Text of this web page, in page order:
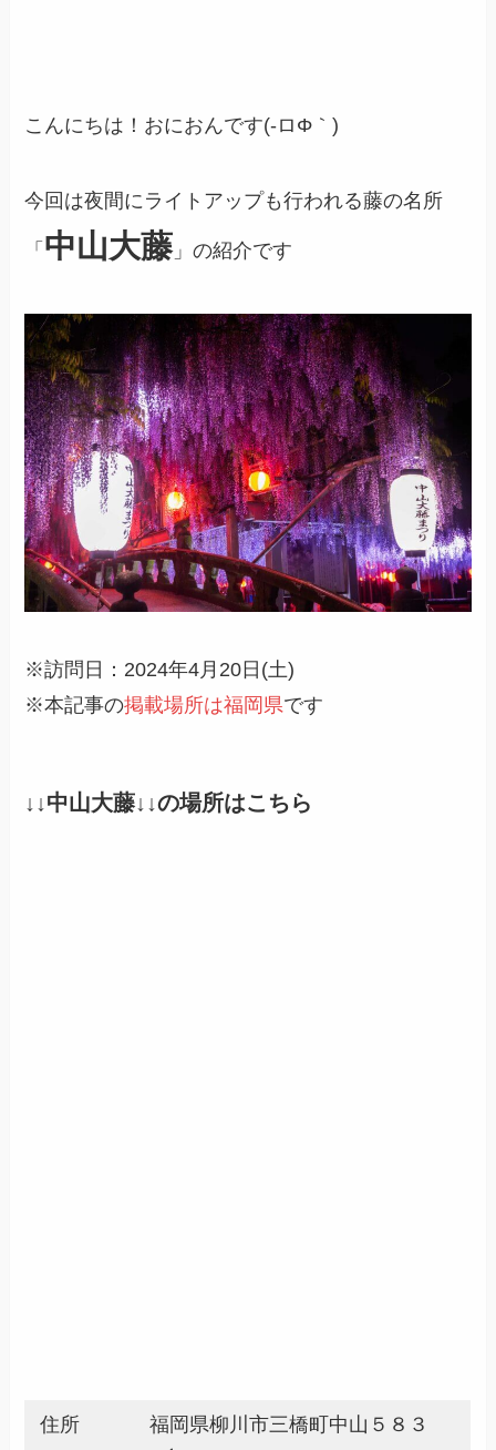
こんにちは！おにおんです(-ロΦ｀)
今回は夜間にライトアップも行われる藤の名所
「 中山大藤」の紹介です
※訪問日：2024年4月20日(土)
※本記事の掲載場所は福岡県です
↓↓中山大藤↓↓の場所はこちら
住所
福岡県柳川市三橋町中山５８３